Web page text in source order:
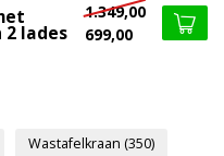
2 lades
1.349,00
699,00
Wastafelkraan (350)